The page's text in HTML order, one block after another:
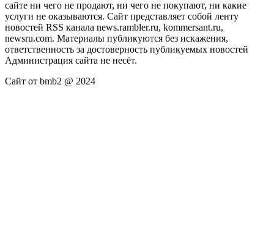
сайте ни чего не продают, ни чего не покупают, ни какие
услуги не оказываются. Сайт представляет собой ленту
новостей RSS канала news.rambler.ru, kommersant.ru,
newsru.com. Материалы публикуются без искажения,
ответственность за достоверность публикуемых новостей
Администрация сайта не несёт.
Сайт от bmb2 @ 2024